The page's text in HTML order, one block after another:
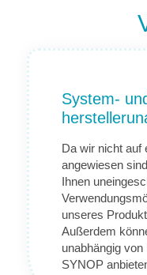
System-
Da wir nicht auf
angewiesen
Ihnen
unseres
Außerdem
unabhängig
SYNOP